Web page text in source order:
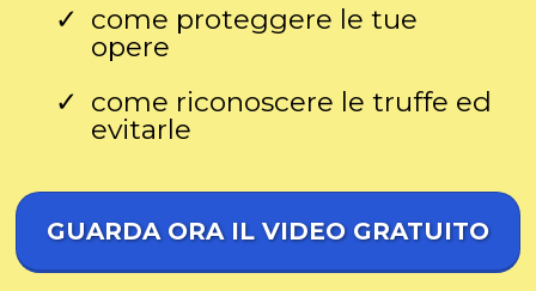
come proteggere le tue
opere
come riconoscere le truffe ed
evitarle
GUARDA ORA IL VIDEO GRATUITO